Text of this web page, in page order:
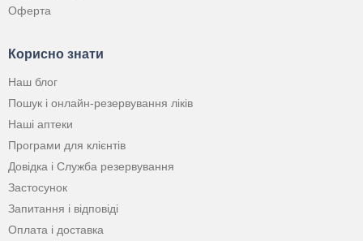
Оферта
Корисно знати
Наш блог
Пошук і онлайн-резервування ліків
Наші аптеки
Програми для клієнтів
Довідка і Служба резервування
Застосунок
Запитання і відповіді
Оплата і доставка